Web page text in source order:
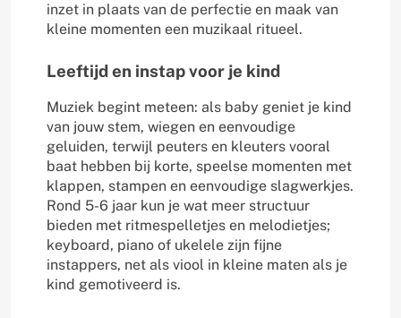
inzet in plaats van de perfectie en maak van
kleine momenten een muzikaal ritueel.
Leeftijd en instap voor je kind
Muziek begint meteen: als baby geniet je kind
van jouw stem, wiegen en eenvoudige
geluiden, terwijl peuters en kleuters vooral
baat hebben bij korte, speelse momenten met
klappen, stampen en eenvoudige slagwerkjes.
Rond 5-6 jaar kun je wat meer structuur
bieden met ritmespelletjes en melodietjes;
keyboard, piano of ukelele zijn fijne
instappers, net als viool in kleine maten als je
kind gemotiveerd is.